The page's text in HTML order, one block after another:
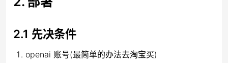
2.1 先决条件
openai 账号(最简单的办法去淘宝买)